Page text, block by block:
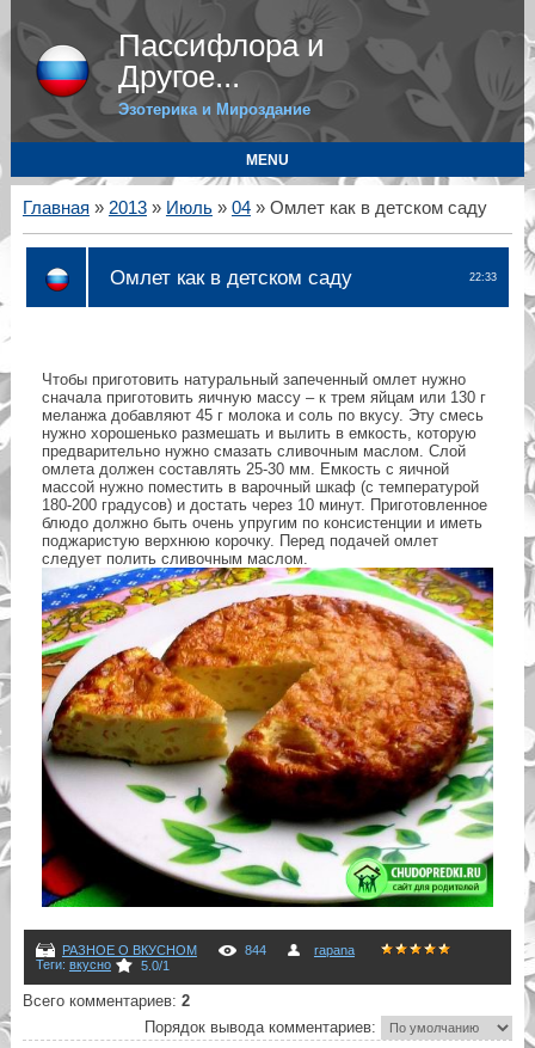
Пассифлора и
Другое...
Эзотерика и Мироздание
MENU
Главная » 2013 » Июль » 04» Омлет как в детском саду
22:33
Омлет как в детском саду
Чтобы приготовить натуральный запеченный омлет нужно
сначала приготовить яичную массу – к трем яйцам или 130 г
меланжа добавляют 45 г молока и соль по вкусу. Эту смесь
нужно хорошенько размешать и вылить в емкость, которую
предварительно нужно смазать сливочным маслом. Слой
омлета должен составлять 25-30 мм. Емкость с яичной
массой нужно поместить в варочный шкаф (с температурой
180-200 градусов) и достать через 10 минут. Приготовленное
блюдо должно быть очень упругим по консистенции и иметь
поджаристую верхнюю корочку. Перед подачей омлет
следует полить сливочным маслом.
РАЗНОЕ О ВКУСНОМ 844
rapana
Теги: вкусно 5.0/1
Всего комментариев: 2
Порядок вывода комментариев: